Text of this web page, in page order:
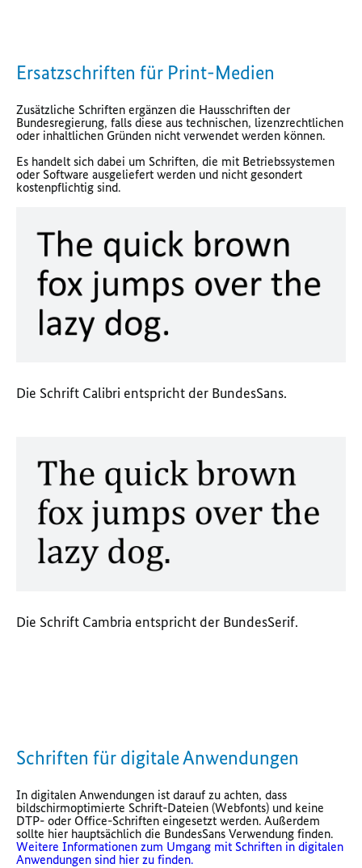
Ersatzschriften für Print-Medien
Zusätzliche Schriften ergänzen die Hausschriften der
Bundesregierung, falls diese aus technischen, lizenzrechtlichen
oder inhaltlichen Gründen nicht verwendet werden können.
Es handelt sich dabei um Schriften, die mit Betriebssystemen
oder Software ausgeliefert werden und nicht gesondert
kostenpflichtig sind.
Die Schrift Calibri entspricht der BundesSans.
Die Schrift Cambria entspricht der BundesSerif.
Schriften für digitale Anwendungen
In digitalen Anwendungen ist darauf zu achten, dass
bildschirmoptimierte Schrift-Dateien (Webfonts) und keine
DTP- oder Office-Schriften eingesetzt werden. Außerdem
sollte hier hauptsächlich die BundesSans Verwendung finden.
Weitere Informationen zum Umgang mit Schriften in digitalen
Anwendungen sind hier zu finden.